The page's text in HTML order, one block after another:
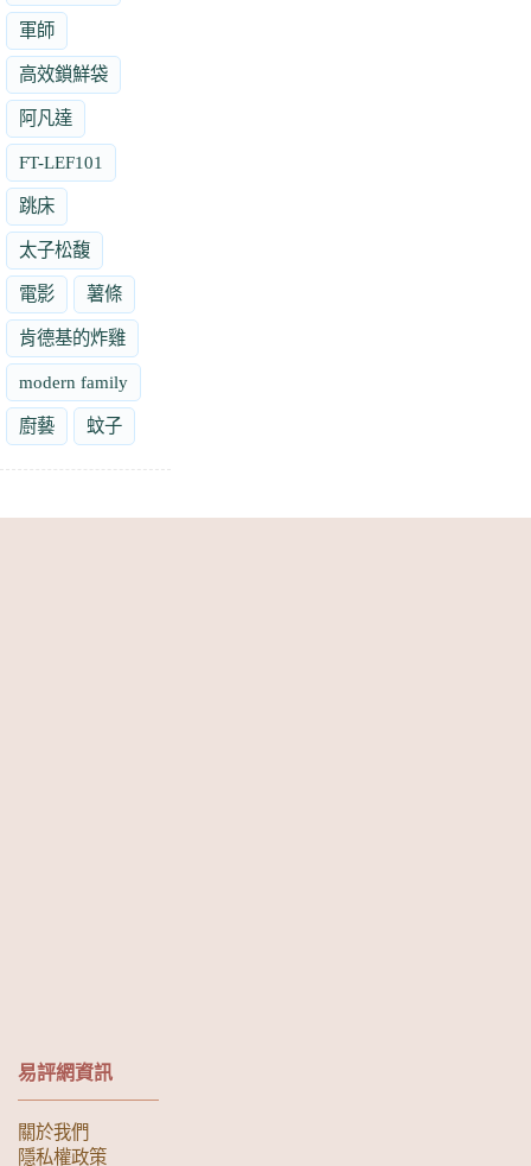
軍師
高效鎖鮮袋
阿凡達
FT-LEF101
跳床
太子松馥
電影 薯條
肯德基的炸雞
modern family
廚藝 蚊子
易評網資訊
關於我們
隱私權政策